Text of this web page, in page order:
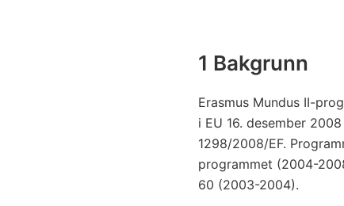
1 Bakgrunn
Erasmus Mundus II-
i EU 16. desember
1298/2008/EF.
programmet (2004-
60 (2003-2004).